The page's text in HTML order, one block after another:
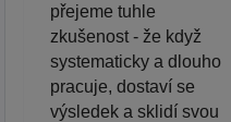
přejeme tuhle
zkušenost - že když
systematicky a dlouho
pracuje, dostaví se
výsledek a sklidí svou